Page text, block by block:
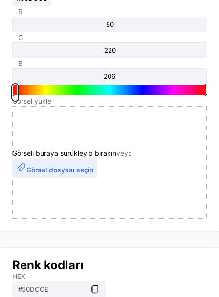
R
G
B
Görsel yükle
Görseli buraya sürükleyip bırakınveya
Görsel dosyası seçin
Renk kodları
HEX